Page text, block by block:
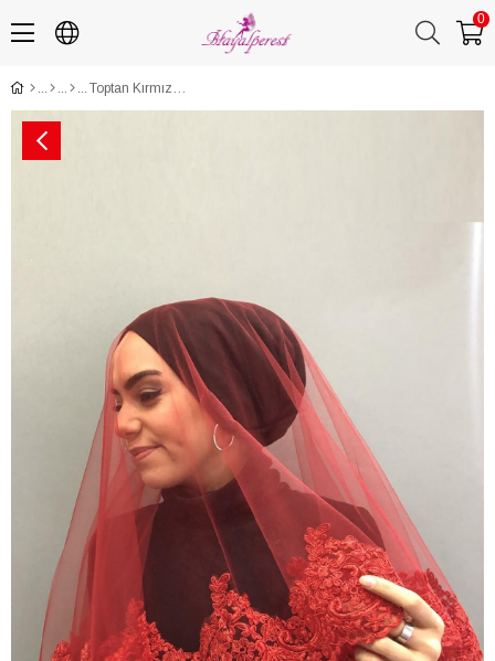
0
Toptan Kırmızı Güpürlü Gelin Duvağı Kına Yüz Örtüsü